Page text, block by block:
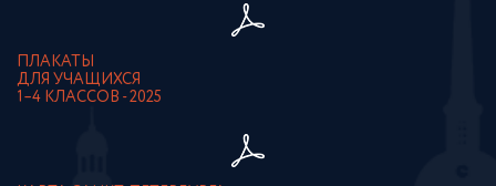
ПЛАКАТЫ
ДЛЯ УЧАЩИХСЯ
1–4 КЛАССОВ - 2025